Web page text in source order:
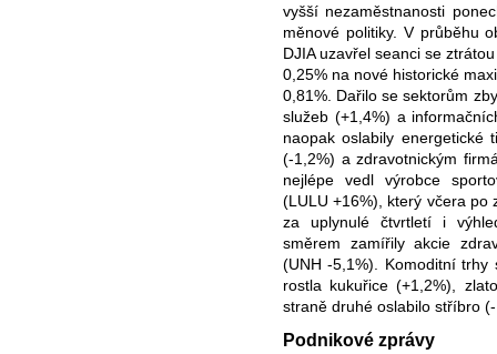
vyšší nezaměstnanosti
měnové politiky. V průběhu
DJIA uzavřel seanci se
0,25% na nové historické
0,81%. Dařilo se sektorům
služeb (+1,4%) a
naopak oslabily energetické
(-1,2%) a zdravotnickým
nejlépe vedl výrobce
(LULU +16%), který včera po
za uplynulé čtvrtletí i
směrem zamířily akcie
(UNH -5,1%). Komoditní
rostla kukuřice (+1,2%),
straně druhé oslabilo stříbro
Podnikové zprávy